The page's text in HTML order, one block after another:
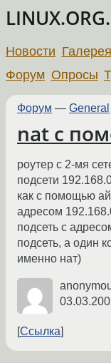
Новости Галерея
Форум Опросы
Форум — General
nat с
роутер с 2-мя
подсети
как с помощью
адресом
подсеть с
подсеть, а один
именно нат)
Ссылка